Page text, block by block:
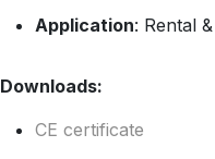
Application: Rental
Downloads:
CE certificate